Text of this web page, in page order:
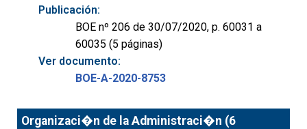
Publicación:
BOE nº 206 de 30/07/2020, p. 60031 a
60035 (5 páginas)
Ver documento:
BOE-A-2020-8753
Organizaci�n de la Administraci�n (6